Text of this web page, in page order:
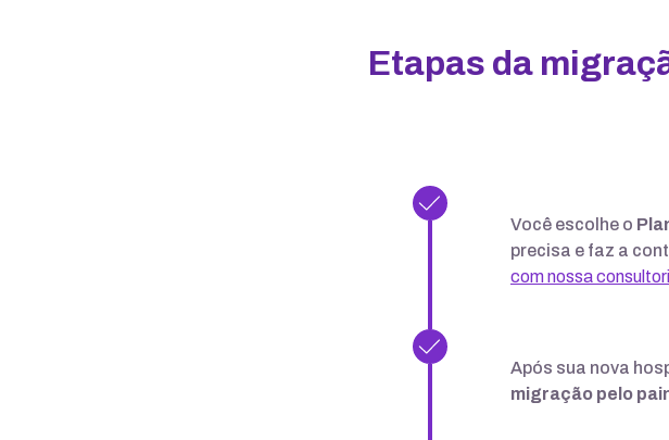
Etapas da
Você escolhe o
precisa e faz a
com nossa
Após sua nova
migração pelo